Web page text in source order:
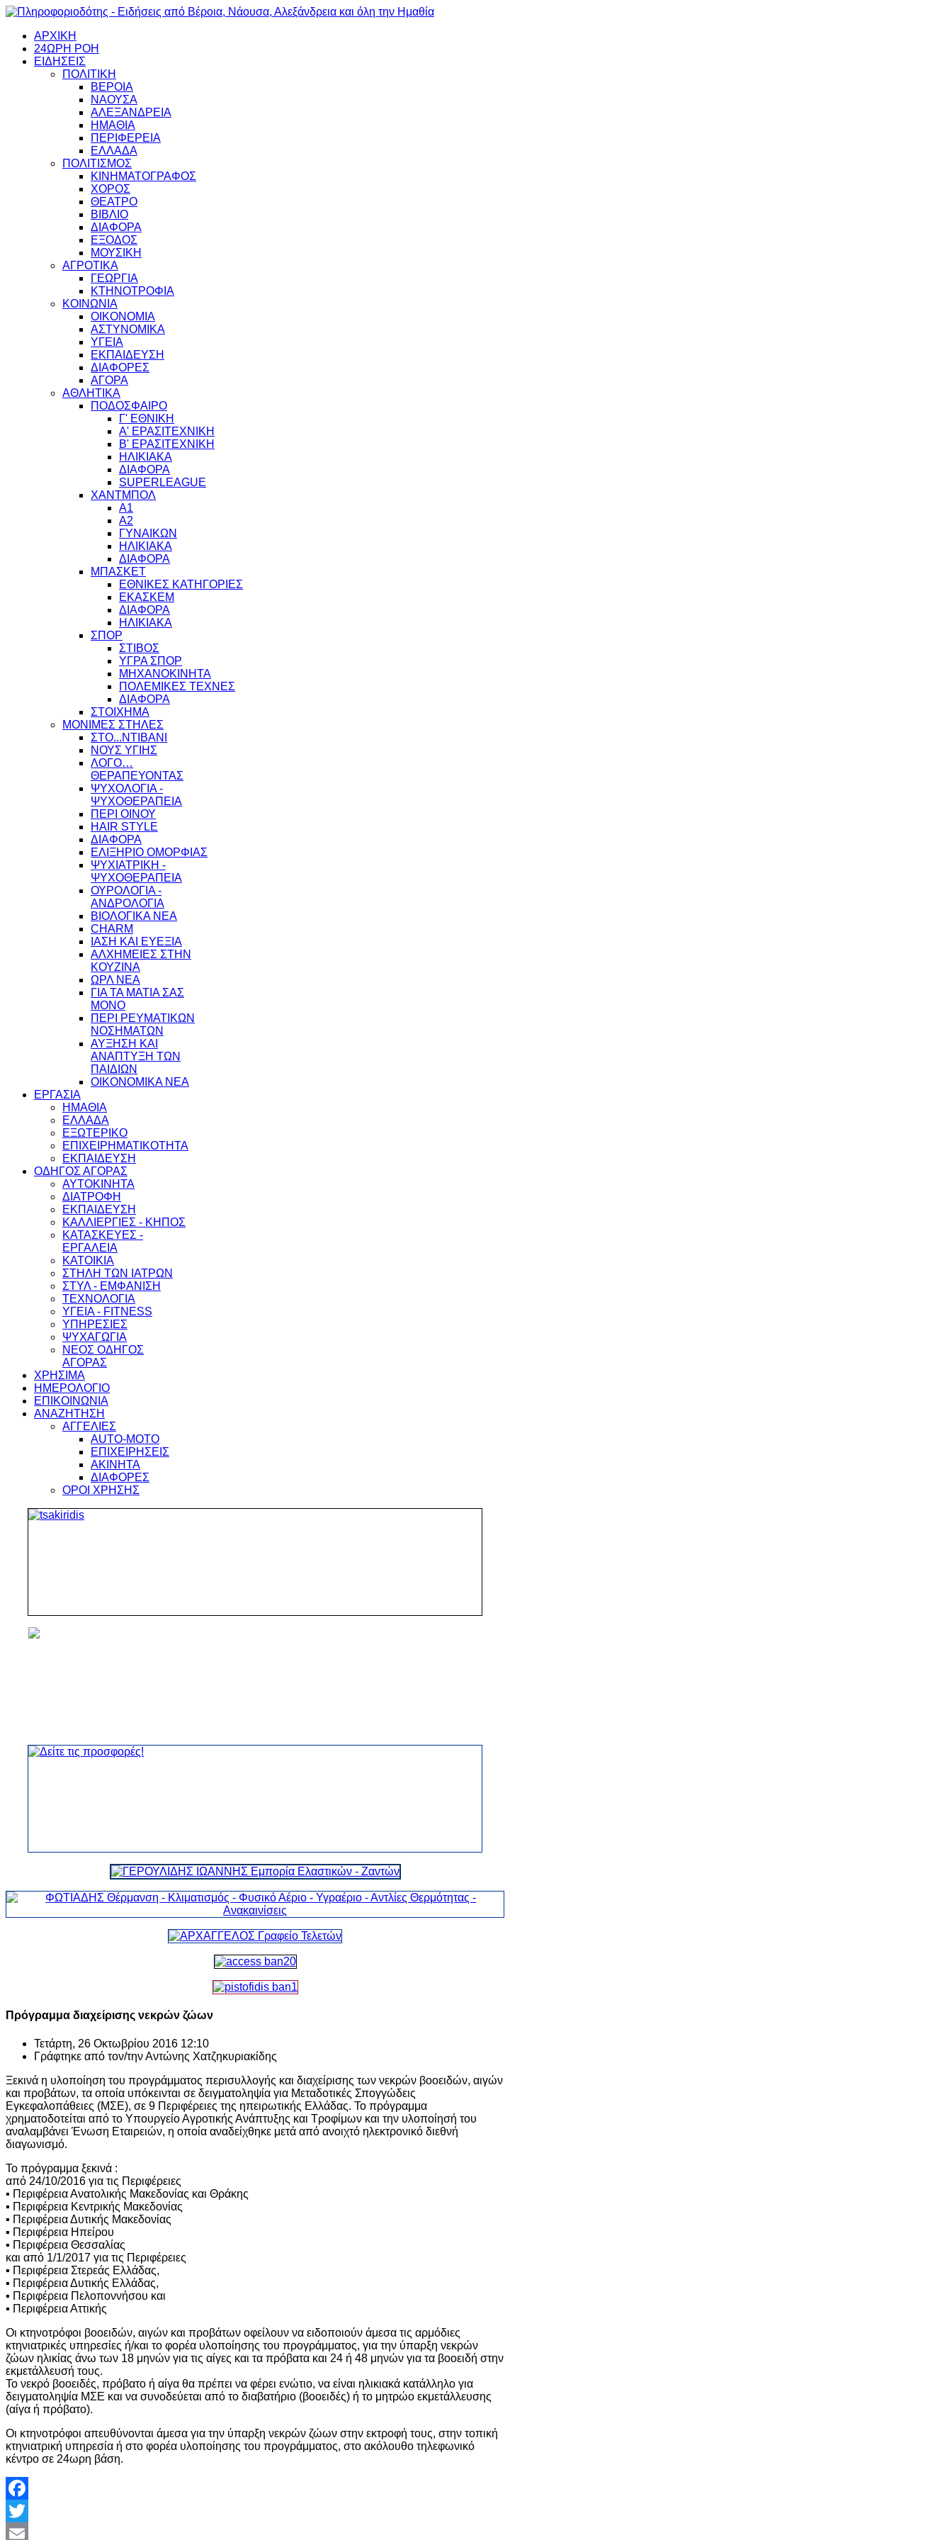
ΑΡΧΙΚΗ
24ΩΡΗ ΡΟΗ
ΕΙΔΗΣΕΙΣ
ΠΟΛΙΤΙΚΗ
ΒΕΡΟΙΑ
ΝΑΟΥΣΑ
ΑΛΕΞΑΝΔΡΕΙΑ
ΗΜΑΘΙΑ
ΠΕΡΙΦΕΡΕΙΑ
ΕΛΛΑΔΑ
ΠΟΛΙΤΙΣΜΟΣ
ΚΙΝΗΜΑΤΟΓΡΑΦΟΣ
ΧΟΡΟΣ
ΘΕΑΤΡΟ
ΒΙΒΛΙΟ
ΔΙΑΦΟΡΑ
ΕΞΟΔΟΣ
ΜΟΥΣΙΚΗ
ΑΓΡΟΤΙΚΑ
ΓΕΩΡΓΙΑ
ΚΤΗΝΟΤΡΟΦΙΑ
ΚΟΙΝΩΝΙΑ
ΟΙΚΟΝΟΜΙΑ
ΑΣΤΥΝΟΜΙΚΑ
ΥΓΕΙΑ
ΕΚΠΑΙΔΕΥΣΗ
ΔΙΑΦΟΡΕΣ
ΑΓΟΡΑ
ΑΘΛΗΤΙΚΑ
ΠΟΔΟΣΦΑΙΡΟ
Γ' ΕΘΝΙΚΗ
Α' ΕΡΑΣΙΤΕΧΝΙΚΗ
Β' ΕΡΑΣΙΤΕΧΝΙΚΗ
ΗΛΙΚΙΑΚΑ
ΔΙΑΦΟΡΑ
SUPERLEAGUE
ΧΑΝΤΜΠΟΛ
Α1
Α2
ΓΥΝΑΙΚΩΝ
ΗΛΙΚΙΑΚΑ
ΔΙΑΦΟΡΑ
ΜΠΑΣΚΕΤ
ΕΘΝΙΚΕΣ ΚΑΤΗΓΟΡΙΕΣ
ΕΚΑΣΚΕΜ
ΔΙΑΦΟΡΑ
ΗΛΙΚΙΑΚΑ
ΣΠΟΡ
ΣΤΙΒΟΣ
ΥΓΡΑ ΣΠΟΡ
ΜΗΧΑΝΟΚΙΝΗΤΑ
ΠΟΛΕΜΙΚΕΣ ΤΕΧΝΕΣ
ΔΙΑΦΟΡΑ
ΣΤΟΙΧΗΜΑ
ΜΟΝΙΜΕΣ ΣΤΗΛΕΣ
ΣΤΟ...ΝΤΙΒΑΝΙ
ΝΟΥΣ ΥΓΙΗΣ
ΛΟΓΟ…
ΘΕΡΑΠΕΥΟΝΤΑΣ
ΨΥΧΟΛΟΓΙΑ -
ΨΥΧΟΘΕΡΑΠΕΙΑ
ΠΕΡΙ ΟΙΝΟΥ
HAIR STYLE
ΔΙΑΦΟΡΑ
ΕΛΙΞΗΡΙΟ ΟΜΟΡΦΙΑΣ
ΨΥΧΙΑΤΡΙΚΗ -
ΨΥΧΟΘΕΡΑΠΕΙΑ
ΟΥΡΟΛΟΓΙΑ -
ΑΝΔΡΟΛΟΓΙΑ
ΒΙΟΛΟΓΙΚΑ ΝΕΑ
CHARM
ΙΑΣΗ ΚΑΙ ΕΥΕΞΙΑ
ΑΛΧΗΜΕΙΕΣ ΣΤΗΝ
ΚΟΥΖΙΝΑ
ΩΡΛ ΝEA
ΓΙΑ ΤΑ ΜΑΤΙΑ ΣΑΣ
ΜΟΝΟ
ΠΕΡΙ ΡΕΥΜΑΤΙΚΩΝ
ΝΟΣΗΜΑΤΩΝ
ΑΥΞΗΣΗ ΚΑΙ
ΑΝΑΠΤΥΞΗ ΤΩΝ
ΠΑΙΔΙΩΝ
ΟΙΚΟΝΟΜΙΚΑ ΝΕΑ
ΕΡΓΑΣΙΑ
ΗΜΑΘΙΑ
ΕΛΛΑΔΑ
ΕΞΩΤΕΡΙΚΟ
ΕΠΙΧΕΙΡΗΜΑΤΙΚΟΤΗΤΑ
ΕΚΠΑΙΔΕΥΣΗ
ΟΔΗΓΟΣ ΑΓΟΡΑΣ
ΑΥΤΟΚΙΝΗΤΑ
ΔΙΑΤΡΟΦΗ
ΕΚΠΑΙΔΕΥΣΗ
ΚΑΛΛΙΕΡΓΙΕΣ - ΚΗΠΟΣ
ΚΑΤΑΣΚΕΥΕΣ -
ΕΡΓΑΛΕΙΑ
ΚΑΤΟΙΚΙΑ
ΣΤΗΛΗ ΤΩΝ ΙΑΤΡΩΝ
ΣΤΥΛ - ΕΜΦΑΝΙΣΗ
ΤΕΧΝΟΛΟΓΙΑ
ΥΓΕΙΑ - FITNESS
ΥΠΗΡΕΣΙΕΣ
ΨΥΧΑΓΩΓΙΑ
ΝΕΟΣ ΟΔΗΓΟΣ
ΑΓΟΡΑΣ
ΧΡΗΣΙΜΑ
ΗΜΕΡΟΛΟΓΙΟ
ΕΠΙΚΟΙΝΩΝΙΑ
ΑΝΑΖΗΤΗΣΗ
ΑΓΓΕΛΙΕΣ
AUTO-MOTO
ΕΠΙΧΕΙΡΗΣΕΙΣ
ΑΚΙΝΗΤΑ
ΔΙΑΦΟΡΕΣ
ΟΡΟΙ ΧΡΗΣΗΣ
Πρόγραμμα διαχείρισης νεκρών ζώων
Τετάρτη, 26 Οκτωβρίου 2016 12:10
Γράφτηκε από τον/τηνΑντώνης Χατζηκυριακίδης
Ξεκινά η υλοποίηση του προγράμματος περισυλλογής και διαχείρισης των νεκρών βοοειδών, αιγών
και προβάτων, τα οποία υπόκεινται σε δειγματοληψία για Μεταδοτικές Σπογγώδεις
Εγκεφαλοπάθειες (ΜΣΕ), σε 9 Περιφέρειες της ηπειρωτικής Ελλάδας. Το πρόγραμμα
χρηματοδοτείται από το Υπουργείο Αγροτικής Ανάπτυξης και Τροφίμων και την υλοποίησή του
αναλαμβάνει Ένωση Εταιρειών, η οποία αναδείχθηκε μετά από ανοιχτό ηλεκτρονικό διεθνή
διαγωνισμό.
Το πρόγραμμα ξεκινά :
από 24/10/2016 για τις Περιφέρειες
▪ Περιφέρεια Ανατολικής Μακεδονίας και Θράκης
▪ Περιφέρεια Κεντρικής Μακεδονίας
▪ Περιφέρεια Δυτικής Μακεδονίας
▪ Περιφέρεια Ηπείρου
▪ Περιφέρεια Θεσσαλίας
και από 1/1/2017 για τις Περιφέρειες
▪ Περιφέρεια Στερεάς Ελλάδας,
▪ Περιφέρεια Δυτικής Ελλάδας,
▪ Περιφέρεια Πελοποννήσου και
▪ Περιφέρεια Αττικής
Οι κτηνοτρόφοι βοοειδών, αιγών και προβάτων οφείλουν να ειδοποιούν άμεσα τις αρμόδιες
κτηνιατρικές υπηρεσίες ή/και το φορέα υλοποίησης του προγράμματος, για την ύπαρξη νεκρών
ζώων ηλικίας άνω των 18 μηνών για τις αίγες και τα πρόβατα και 24 ή 48 μηνών για τα βοοειδή στην
εκμετάλλευσή τους.
Το νεκρό βοοειδές, πρόβατο ή αίγα θα πρέπει να φέρει ενώτιο, να είναι ηλικιακά κατάλληλο για
δειγματοληψία ΜΣΕ και να συνοδεύεται από το διαβατήριο (βοοειδές) ή το μητρώο εκμετάλλευσης
(αίγα ή πρόβατο).
Οι κτηνοτρόφοι απευθύνονται άμεσα για την ύπαρξη νεκρών ζώων στην εκτροφή τους, στην τοπική
κτηνιατρική υπηρεσία ή στο φορέα υλοποίησης του προγράμματος, στο ακόλουθο τηλεφωνικό
κέντρο σε 24ωρη βάση.
Facebook
Twitter